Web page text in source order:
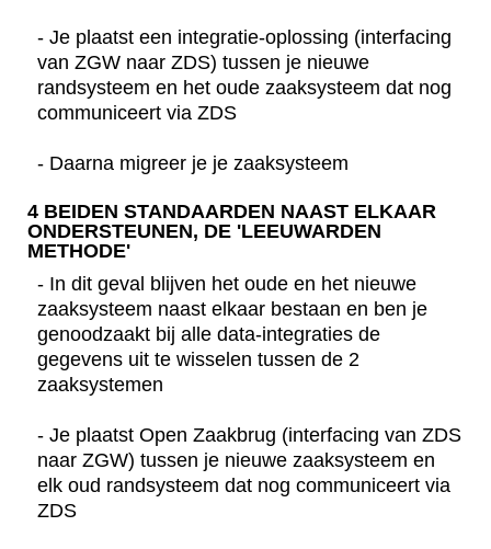
- Je plaatst een integratie-oplossing (interfacing
van ZGW naar ZDS) tussen je nieuwe
randsysteem en het oude zaaksysteem dat nog
communiceert via ZDS
- Daarna migreer je je zaaksysteem
4 BEIDEN STANDAARDEN NAAST ELKAAR
ONDERSTEUNEN, DE 'LEEUWARDEN
METHODE'
- In dit geval blijven het oude en het nieuwe
zaaksysteem naast elkaar bestaan en ben je
genoodzaakt bij alle data-integraties de
gegevens uit te wisselen tussen de 2
zaaksystemen
- Je plaatst Open Zaakbrug (interfacing van ZDS
naar ZGW) tussen je nieuwe zaaksysteem en
elk oud randsysteem dat nog communiceert via
ZDS